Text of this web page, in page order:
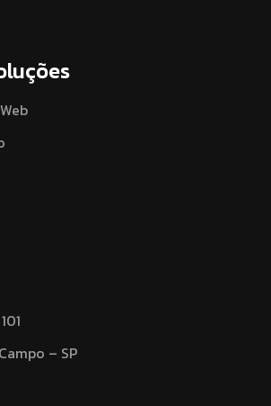
– SP